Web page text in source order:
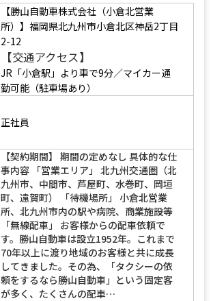
【勝山自動車株式会社（小倉北営業
所）】福岡県北九州市小倉北区神岳2丁目
2-12
【交通アクセス】
JR「小倉駅」より車で9分／マイカー通
勤可能（駐車場あり）
正社員
【契約期間】 期間の定めなし 具体的な仕
事内容 「営業エリア」 北九州交通圏（北
九州市、中間市、芦屋町、水巻町、岡垣
町、遠賀町） 「待機場所」 小倉北営業
所、北九州市内の駅や病院、商業施設等
「無線配車」 お客様からの配車依頼で
す。勝山自動車は設立1952年。これまで
70年以上に渡り地域のお客様と共に成長
してきました。その為、「タクシーの依
頼をするなら勝山自動車」という固定客
が多く、たくさんの配車…